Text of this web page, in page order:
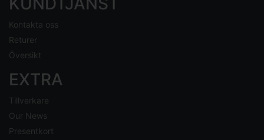
Kontakta oss
Returer
Översikt
EXTRA
Tillverkare
Our News
Presentkort